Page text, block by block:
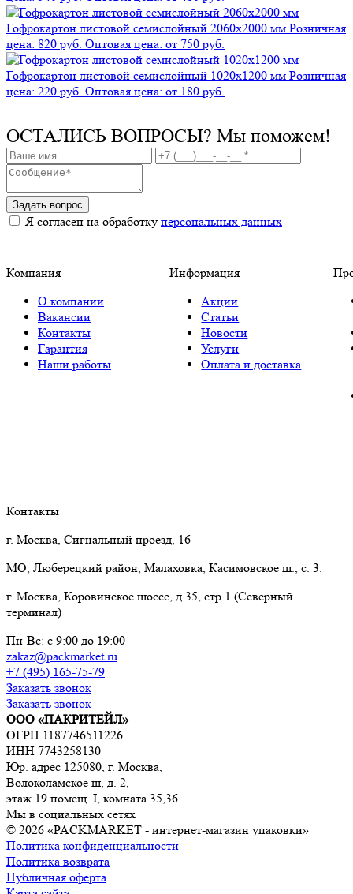
Гофрокартон листовой семислойный 2060х2000 мм Розничная
цена: 820 руб. Оптовая цена: от 750 руб.
Гофрокартон листовой семислойный 1020х1200 мм Розничная
цена: 220 руб. Оптовая цена: от 180 руб.
ОСТАЛИСЬ ВОПРОСЫ? Мы поможем!
Задать вопрос
Я согласен на обработку персональных данных
Компания
О компании
Вакансии
Контакты
Гарантия
Наши работы
Информация
Акции
Статьи
Новости
Услуги
Оплата и доставка
Контакты
г. Москва, Сигнальный проезд, 16
МО, Люберецкий район, Малаховка, Касимовское ш., с. 3.
г. Москва, Коровинское шоссе, д.35, стр.1 (Северный
терминал)
Пн-Вс: с 9:00 до 19:00
zakaz@packmarket.ru
+7 (495) 165-75-79
Заказать звонок
Заказать звонок
ООО «ПАКРИТЕЙЛ»
ОГРН 1187746511226
ИНН 7743258130
Юр. адрес 125080, г. Москва,
Волоколамское ш, д. 2,
этаж 19 помещ. I, комната 35,36
Мы в социальных сетях
© 2026 «PACKMARKET - интернет-магазин упаковки»
Политика конфиденциальности
Политика возврата
Публичная оферта